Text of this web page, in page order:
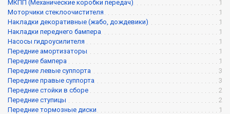
МКПП (Механические коробки передач)
1
Моторчики стеклоочистителя
1
Накладки декоративные (жабо, дождевики)
1
Накладки переднего бампера
1
Насосы гидроусилителя
1
Передние амортизаторы
1
Передние бампера
1
Передние левые суппорта
3
Передние правые суппорта
3
Передние стойки в сборе
2
Передние ступицы
2
Передние тормозные диски
1